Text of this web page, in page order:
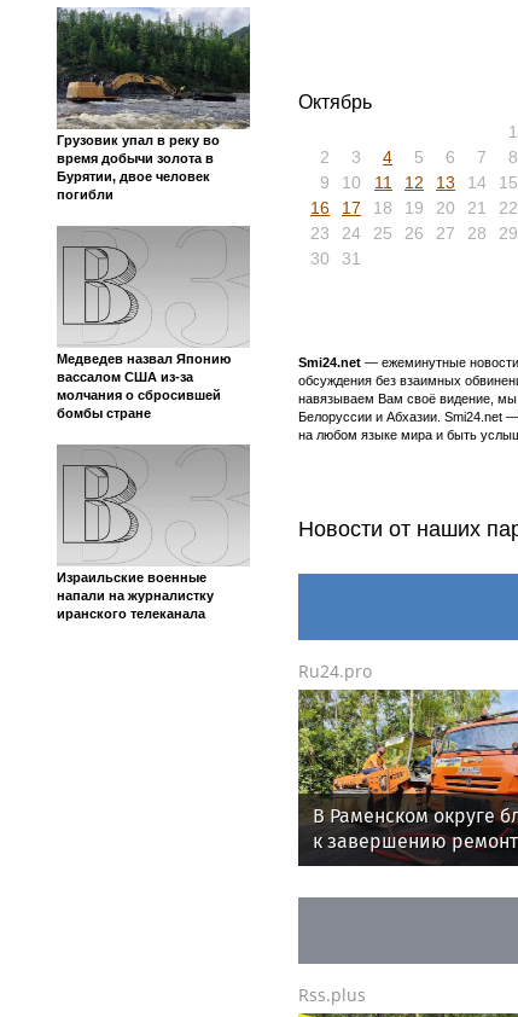
Грузовик упал в реку во
время добычи золота в
Бурятии, двое человек
погибли
Медведев назвал Японию
вассалом США из-за
молчания о сбросившей
бомбы стране
Израильские военные
напали на журналистку
иранского телеканала
Октябрь
1
2
3 4 5 6 7
8
9
10 11 12 13 14
15
16
17 18 19 20 21
22
23
24 25 26 27 28
29
30
31
Smi24.net — ежеминутные новости
обсуждения без взаимных
навязываем Вам своё видение, мы
Белоруссии и Абхазии. Smi24.net
на любом языке мира и быть
Новости от наших
Ru24.pro
В Раменском округе
к завершению ремонт
автодороги
Rss.plus